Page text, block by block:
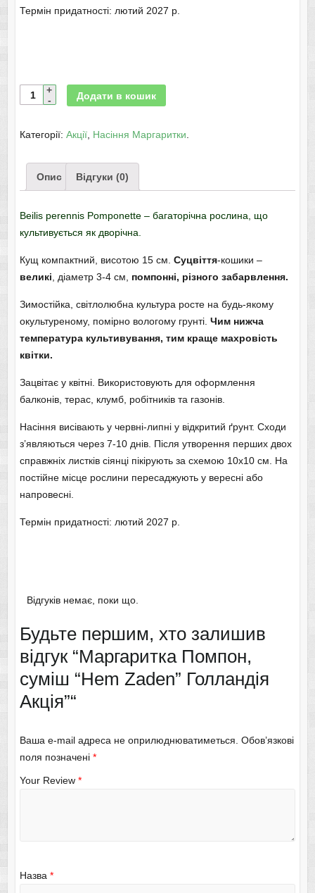
Термін придатності: лютий 2027 р.
Додати в кошик
Категорії: Акції, Насіння Маргаритки.
Опис Відгуки (0)
Beilis perennis Pomponette – багаторічна рослина, що
культивується як дворічна.
Кущ компактний, висотою 15 см. Суцвіття-кошики –
великі , діаметр 3-4 см, помпонні, різного забарвлення.
Зимостійка, світлолюбна культура росте на будь-якому
окультуреному, помірно вологому грунті. Чим нижча
температура культивування, тим краще махровість
квітки.
Зацвітає у квітні. Використовують для оформлення
балконів, терас, клумб, робітників та газонів.
Насіння висівають у червні-липні у відкритий ґрунт. Сходи
з’являються через 7-10 днів. Після утворення перших двох
справжніх листків сіянці пікірують за схемою 10х10 см. На
постійне місце рослини пересаджують у вересні або
напровесні.
Термін придатності: лютий 2027 р.
Відгуків немає, поки що.
Будьте першим, хто залишив
відгук “Маргаритка Помпон,
суміш “Hem Zaden” Голландія
Акція”“
Ваша e-mail адреса не оприлюднюватиметься. Обов’язкові
поля позначені *
Your Review *
Назва *